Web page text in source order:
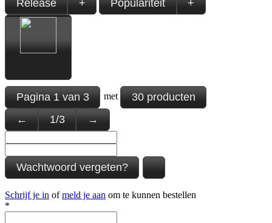
Release
+ Populariteit +
Pagina1van3 met
30 producten
←
1/3 →
Wachtwoord vergeten?
Schrijf je in ofmeld je aan om te kunnen bestellen
*